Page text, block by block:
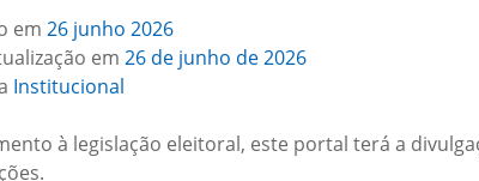
em 26 junho 2026
em 26 de junho de 2026
Institucional
à legislação eleitoral, este portal terá a